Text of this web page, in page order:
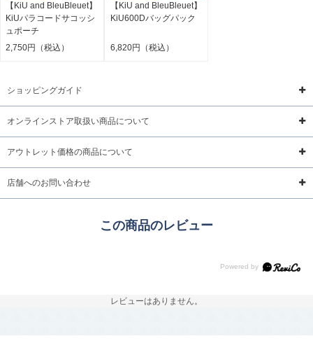
【KiU and BleuBleuet】
KiUパラコードサコッシ
ュポーチ
2,750円（税込）
【KiU and BleuBleuet】
KiU600Dバッグパック
6,820円（税込）
ショッピングガイド
オンラインストア取扱い商品について
アウトレット価格の商品について
店舗へのお問い合わせ
この商品のレビュー
レビューはありません。